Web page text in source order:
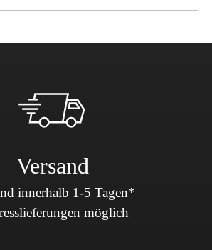
Versand
innerhalb 1-5 Tagen*
möglich